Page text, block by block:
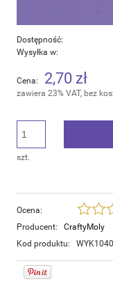
Dostępność:
Wysyłka w:
Cena: 2,70 zł
zawiera 23% VAT, bez
szt.
Ocena:
Producent:
CraftyMoly
Kod produktu:
WYK1040